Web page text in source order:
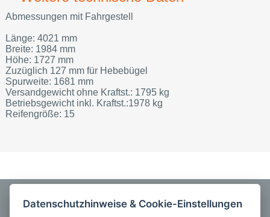
Abmessungen mit Fahrgestell
Länge: 4021 mm
Breite: 1984 mm
Höhe: 1727 mm
Zuzüglich 127 mm für Hebebügel
Spurweite: 1681 mm
Versandgewicht ohne Kraftst.: 1795 kg
Betriebsgewicht inkl. Kraftst.:1978 kg
Reifengröße: 15
Datenschutzhinweise & Cookie-Einstellungen